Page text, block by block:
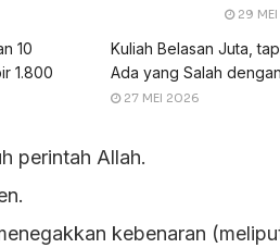
29
10
1.800
Kuliah Belasan Juta,
Ada yang Salah
27 MEI 2026
perintah Allah.
kebenaran